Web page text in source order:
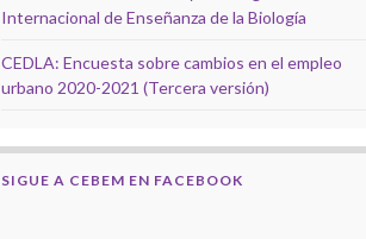
Internacional de Enseñanza de la Biología
CEDLA: Encuesta sobre cambios en el empleo
urbano 2020-2021 (Tercera versión)
SIGUE A CEBEM EN FACEBOOK